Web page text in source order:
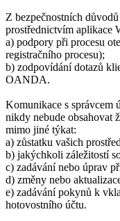
Z bezpečnostních
prostřednictvím aplikace
a) podpory při procesu
registračního procesu);
b) zodpovídání dotazů
OANDA.
Komunikace s správcem
nikdy nebude obsahovat
mimo jiné týkat:
a) zůstatku vašich
b) jakýchkoli záležitostí
c) zadávání nebo úprav
d) změny nebo
e) zadávání pokynů k
hotovostního účtu.